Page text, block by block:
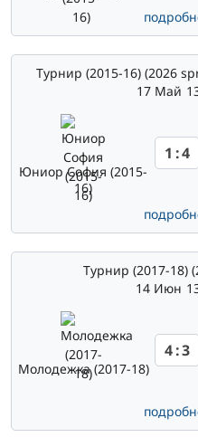
Турнир (2015-16) (2026
17 Май
Юниор София (2015-
16)
1 :4
Турнир (2017-18)
14 Июн
Молодежка (2017-18)
4:3